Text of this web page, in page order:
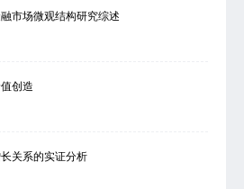
市场微观结构研究综述
创造
关系的实证分析